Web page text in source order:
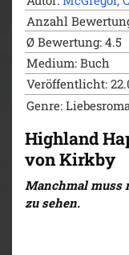
Anzahl
Ø Bewertung: 4.5
Medium: Buch
Veröffentlicht:
Genre:
Highland
von Kirkby
Manchmal muss
zu sehen.